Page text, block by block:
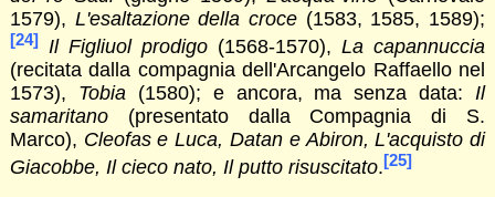
1579), L'esaltazione della croce (1583, 1585, 1589);
[24] Il Figliuol prodigo (1568-1570),La capannuccia
(recitata dalla compagnia dell'Arcangelo Raffaello nel
1573), Tobia(1580); e ancora, ma senza data:Il
samaritano(presentato dalla Compagnia di S.
Marco), Cleofas e Luca, Datan e Abiron, L'acquisto di
Giacobbe, Il cieco nato, Il putto risuscitato.[25]